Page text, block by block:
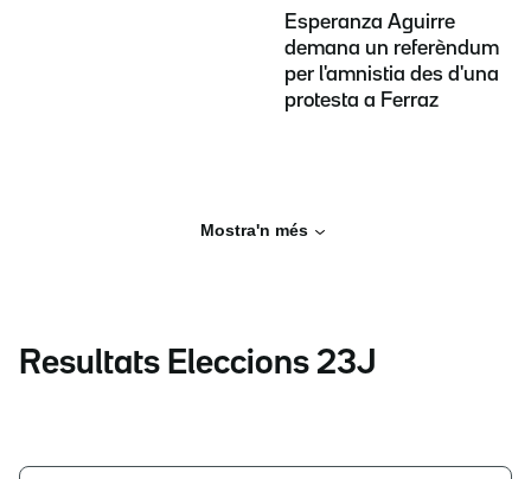
Esperanza Aguirre
demana un referèndum
per l'amnistia des d'una
protesta a Ferraz
Mostra'n més
Resultats Eleccions 23J